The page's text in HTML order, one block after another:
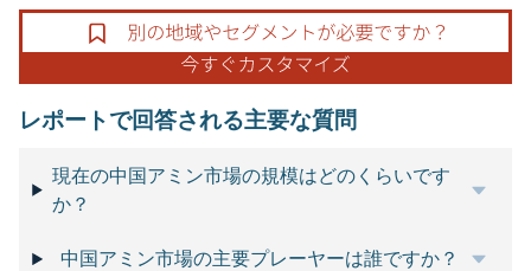
レポートで回答される主要な質問
現在の中国アミン市場の規模はどのくらいです
か？
中国アミン市場の主要プレーヤーは誰ですか？